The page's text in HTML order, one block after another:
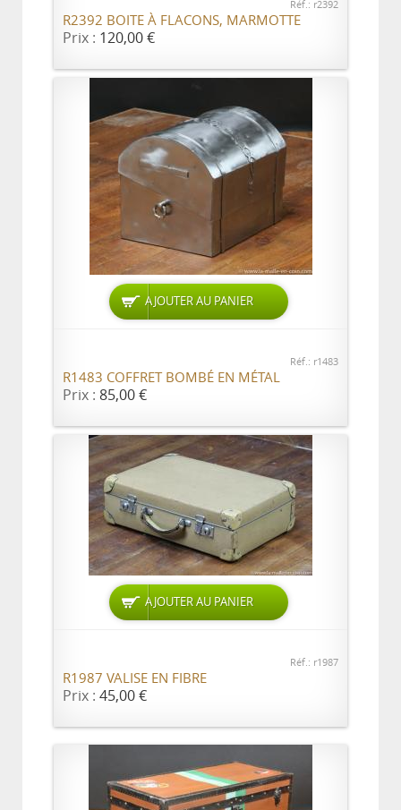
Réf.: r2392
R2392 BOITE À FLACONS, MARMOTTE
Prix : 120,00 €
AJOUTER AU PANIER
Réf.: r1483
R1483 COFFRET BOMBÉ EN MÉTAL
Prix : 85,00 €
AJOUTER AU PANIER
Réf.: r1987
R1987 VALISE EN FIBRE
Prix : 45,00 €